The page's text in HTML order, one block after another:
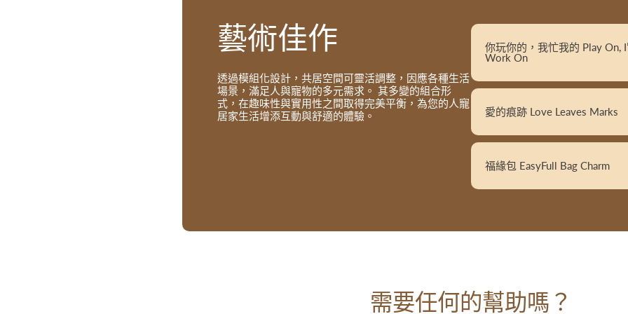
藝術佳作
透過模組化設計，共居空間可靈活調整，因應各種生活
場景，滿足人與寵物的多元需求。 其多變的組合形
式，在趣味性與實用性之間取得完美平衡，為您的人寵
居家生活增添互動與舒適的體驗。
你玩你的，我忙我的 Play On,
Work On
愛的痕跡 Love Leaves Marks
福緣包 EasyFull Bag Charm
需要任何的幫助嗎？